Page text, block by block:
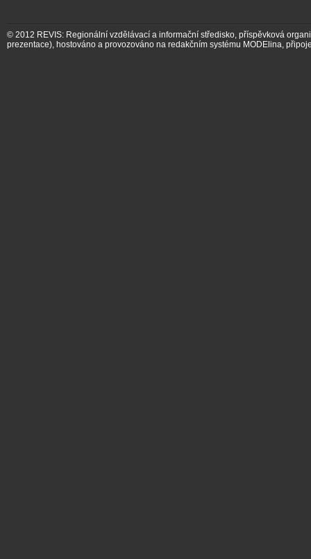
© 2012 REVIS: Regionální vzdělávací a informační středisko, příspěvková
prezentace), hostováno a provozováno na redakčním systému MODElina,